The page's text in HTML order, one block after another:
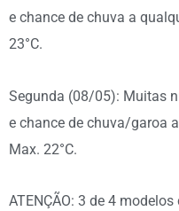
e chance de chuva a
23°C.
Segunda (08/05): Muitas
e chance de chuva/garoa
Max. 22°C.
ATENÇÃO: 3 de 4